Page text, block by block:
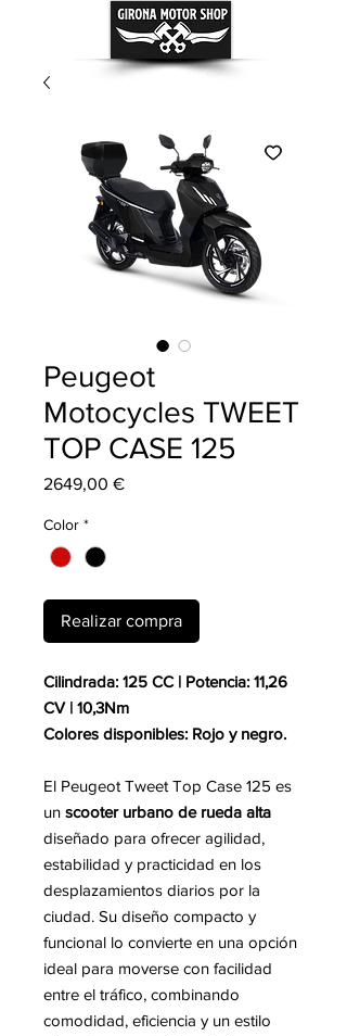
Peugeot
Motocycles TWEET
TOP CASE 125
2649,00 €Precio
Color *
Realizar compra
Cilindrada: 125 CC | Potencia: 11,26
CV | 10,3Nm
Colores disponibles: Rojo y negro.
El Peugeot Tweet Top Case 125 es
un scooter urbano de rueda alta
diseñado para ofrecer agilidad,
estabilidad y practicidad en los
desplazamientos diarios por la
ciudad. Su diseño compacto y
funcional lo convierte en una opción
ideal para moverse con facilidad
entre el tráfico, combinando
comodidad, eficiencia y un estilo